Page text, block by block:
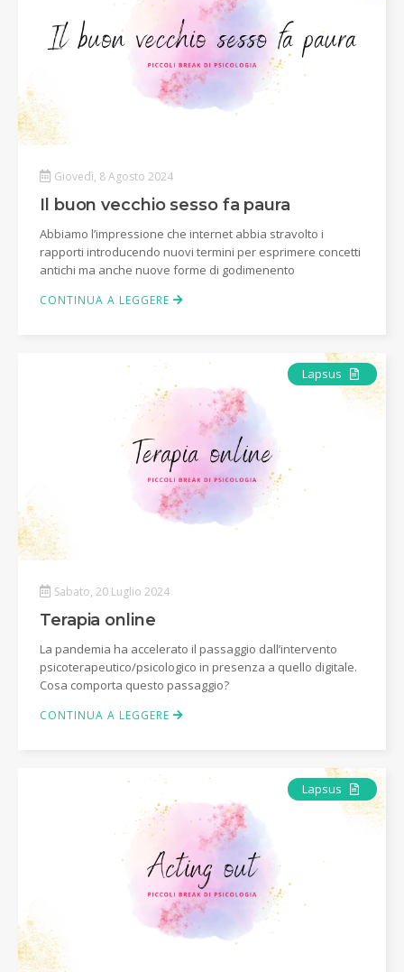
Giovedì, 8 Agosto 2024
Il buon vecchio sesso fa paura
Abbiamo l’impressione che internet abbia stravolto i
rapporti introducendo nuovi termini per esprimere concetti
antichi ma anche nuove forme di godimenento
CONTINUA A LEGGERE
Lapsus Articolo
Sabato, 20 Luglio 2024
Terapia online
La pandemia ha accelerato il passaggio dall’intervento
psicoterapeutico/psicologico in presenza a quello digitale.
Cosa comporta questo passaggio?
CONTINUA A LEGGERE
Lapsus Articolo